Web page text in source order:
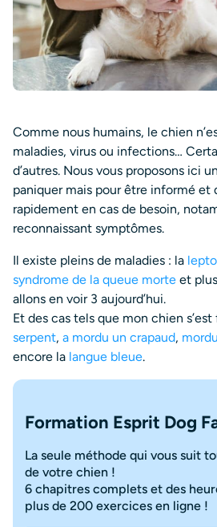
Comme nous humains, le chien
maladies, virus ou infections…
d’autres. Nous vous proposons ici
paniquer mais pour être informé et
rapidement en cas de besoin,
reconnaissant symptômes.
Il existe pleins de maladies : la
syndrome de la queue morte et
allons en voir 3 aujourd’hui.
Et des cas tels que mon chien
serpent, a mordu un crapaud,
encore la langue bleue.
Formation Esprit Dog
La seule méthode qui vous suit
de votre chien !
6 chapitres complets et des
plus de 200 exercices en ligne !